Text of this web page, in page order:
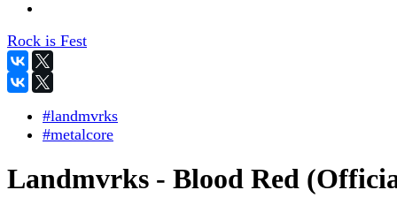
Rock is Fest
#landmvrks
#metalcore
Landmvrks - Blood Red